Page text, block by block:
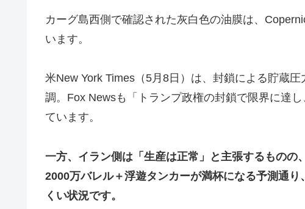
カーグ島西側で確認された灰白色の油膜は、
います。
米New York Times（5月8日）は、封鎖による貯蔵
調。Fox Newsも「トランプ政権の封鎖で限界に達
ています。
一方、イラン側は「生産は正常」と主張するもの
2000万バレル＋浮遊タンカーが満杯になる予測通
くい状況です。